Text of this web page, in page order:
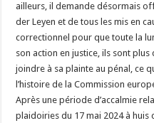
ailleurs, il demande désormais
der Leyen et de tous les mis en
correctionnel pour que toute la
son action en justice, ils sont plus
joindre à sa plainte au pénal, ce
l’histoire de la Commission
Après une période d’accalmie
plaidoiries du 17 mai 2024 à huis